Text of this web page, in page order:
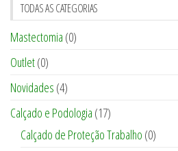
TODAS AS CATEGORIAS
Mastectomia (0)
Outlet(0)
Novidades (4)
Calçado e Podologia (17)
Calçado de Proteção Trabalho (0)